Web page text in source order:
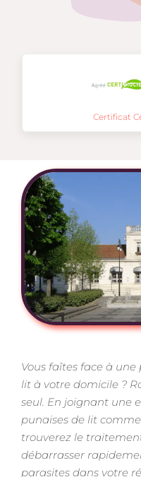
Certificat
Vous faîtes face à
lit à votre domicile ?
seul. En joignant une
punaises de lit
trouverez le
débarrasser
parasites dans votre